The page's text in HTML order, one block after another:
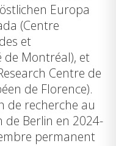
Europa
(Centre
et
de Montréal), et
Centre de
de Florence).
de recherche au
de Berlin en 2024-
permanent